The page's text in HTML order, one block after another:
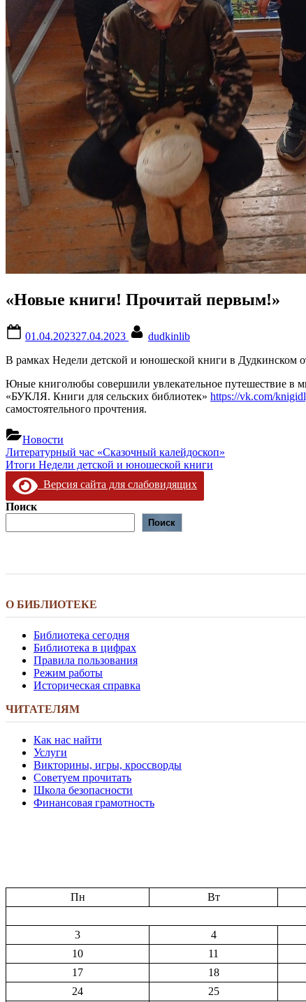
«Новые книги! Прочитай первым!»
on
01.04.202327.04.2023
dudkinlib
В рамках Недели детской и юношеской книги в Дудкинском
Юные книголюбы совершили увлекательное путешествие в
«БУКЛЯ. Книги для сельских библиотек» https://vk.com/
самостоятельного прочтения.
Новости
Навигация
по
записям
Предыдущая
запись:
Литературный час «Сказочный калейдоскоп»
Следующая
запись:
Итоги Недели детской и юношеской книги
Версия сайта для слабовидящих
Поиск
Поиск
О БИБЛИОТЕКЕ
Библиотека сегодня
Библиотека в цифрах
Правила пользования
Режим работы
Историческая справка
ЧИТАТЕЛЯМ
Как нас найти
Услуги
Викторины, игры, кроссворды
Советуем прочитать
Школа безопасности
Финансовая грамотность
Пн
Вт
3
4
10
11
17
18
24
25